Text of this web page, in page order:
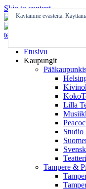
Skip to content
Etusivu
Kaupungit
Lilla
Studio
Tampere &
Käytämme evästeitä.